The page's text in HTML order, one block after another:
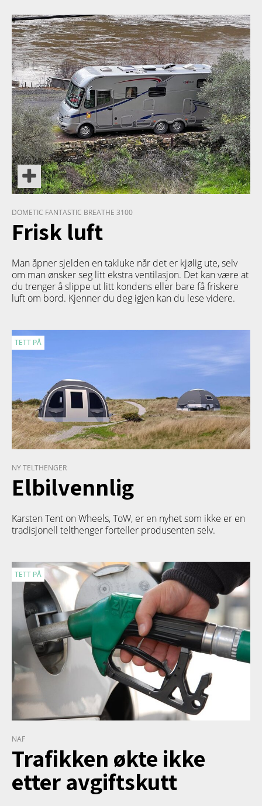
PRODUKT
DOMETIC FANTASTIC BREATHE 3100
Frisk luft
Man åpner sjelden en takluke når det er kjølig ute, selv
om man ønsker seg litt ekstra ventilasjon. Det kan være at
du trenger å slippe ut litt kondens eller bare få friskere
luft om bord. Kjenner du deg igjen kan du lese videre.
TETT PÅ
NY TELTHENGER
Elbilvennlig
Karsten Tent on Wheels, ToW, er en nyhet som ikke er en
tradisjonell telthenger forteller produsenten selv.
TETT PÅ
NAF
Trafikken økte ikke
etter avgiftskutt